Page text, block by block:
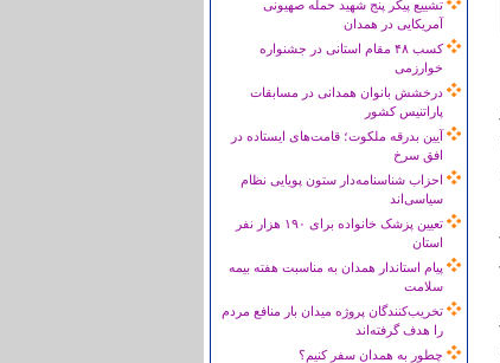
تشییع پیکر پنج شهید حمله صهیونی
آمریکایی در همدان
کسب ۴۸ مقام استانی در جشنواره
خوارزمی
درخشش بانوان همدانی در مسابقات
پاراتنیس کشور
آیین بدرقه ملکوت؛ قامت‌های ایستاده در
افق سرخ
احزاب شناسنامه‌دار ستون پویایی نظام
سیاسی‌اند
تعیین پزشک خانواده برای ۱۹۰ هزار نفر
استان
پیام استاندار همدان به مناسبت هفته بیمه
سلامت
تخریب‌کنندگان پروژه میدان بار منافع مردم
را هدف گرفته‌اند
چطور به همدان سفر کنیم؟